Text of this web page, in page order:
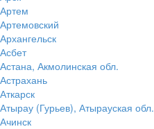
Артем
Артемовский
Архангельск
Асбет
Астана, Акмолинская обл.
Астрахань
Аткарск
Атырау (Гурьев), Атырауская обл.
Ачинск